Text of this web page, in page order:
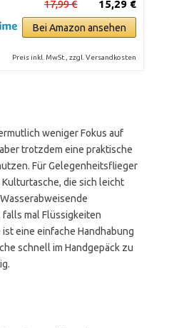
15,29 €
17,99 €
Bei Amazon ansehen
Preis inkl. MwSt., zzgl. Versandkosten
weniger Fokus auf
trotzdem eine praktische
Für Gelegenheitsflieger
die sich leicht
mal Flüssigkeiten
eine einfache Handhabung
schnell im Handgepäck zu